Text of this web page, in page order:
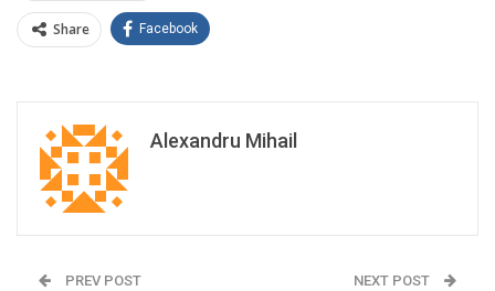
Share Facebook
Alexandru Mihail
PREV POST NEXT POST